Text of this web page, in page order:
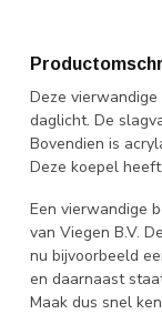
Deze
daglicht. De
Bovendien is
Deze koepel
Een vierwandige
van Viegen B.V.
nu bijvoorbeeld
en daarnaast
Maak dus snel